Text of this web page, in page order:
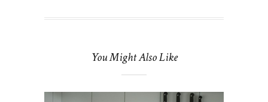
You Might Also Like